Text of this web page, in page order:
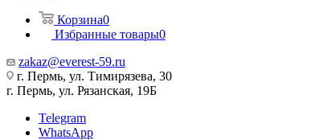
Корзина0
Избранные товары0
zakaz@everest-59.ru
г. Пермь, ул. Тимирязева, 30
г. Пермь, ул. Рязанская, 19Б
Telegram
WhatsApp